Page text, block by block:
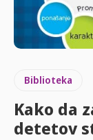
Biblioteka
Kako da
detetov